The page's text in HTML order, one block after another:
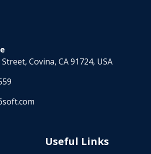
Covina, CA 91724, USA
Useful Links